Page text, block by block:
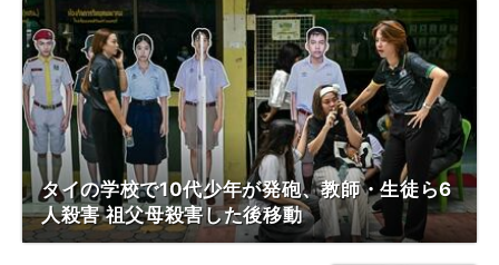
タイの学校で10代少年が発砲、教師・生徒ら6
人殺害 祖父母殺害した後移動